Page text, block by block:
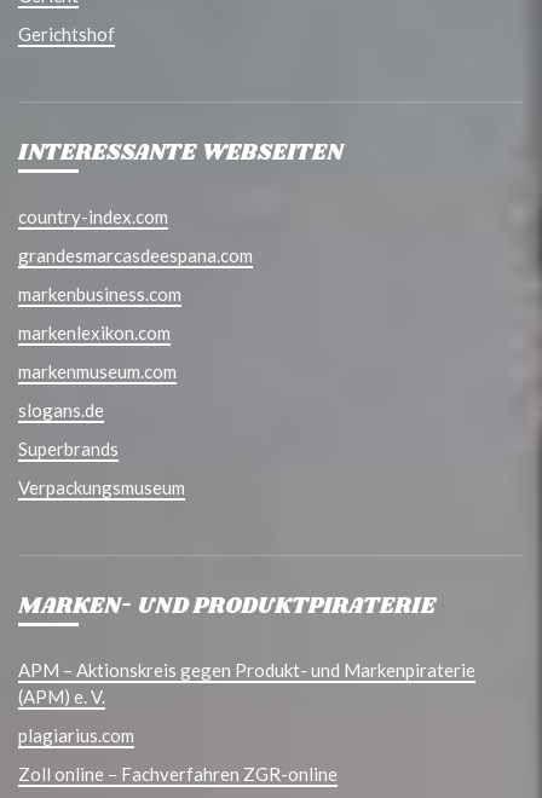
Gerichtshof
INTERESSANTE WEBSEITEN
country-index.com
grandesmarcasdeespana.com
markenbusiness.com
markenlexikon.com
markenmuseum.com
slogans.de
Superbrands
Verpackungsmuseum
MARKEN- UND PRODUKTPIRATERIE
APM – Aktionskreis gegen Produkt- und Markenpiraterie
(APM) e. V.
plagiarius.com
Zoll online – Fachverfahren ZGR-online